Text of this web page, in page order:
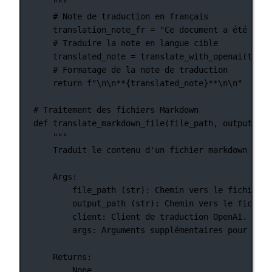
"""
# Note de traduction en français
translation_note_fr =
"Ce document a été
# Traduire la note en langue cible
translated_note =
# Formatage de la note de traduction
return
f"\n\n**{translated_note}**\n\n"
# Traitement des fichiers Markdown
def
translate_markdown_file(file_path,
"""
Traduit le contenu d'un fichier markdown
Args:
file_path (str): Chemin vers le fichier
output_path (str): Chemin vers le
client: Client de traduction OpenAI.
args: Arguments supplémentaires pour le
Returns: